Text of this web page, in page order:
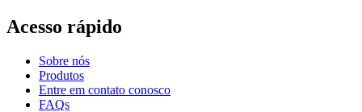
Acesso rápido
Sobre nós
Produtos
Entre em contato conosco
FAQs